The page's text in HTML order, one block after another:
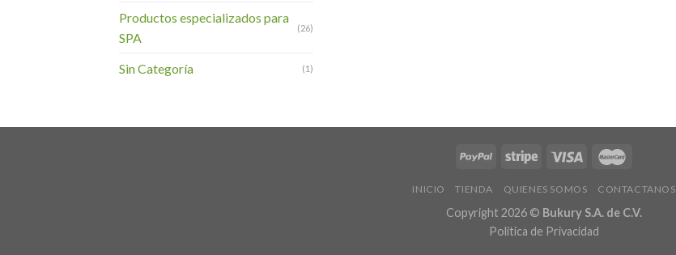
Productos especializados para
SPA
(26)
Sin Categoría (1)
INICIO TIENDA QUIENES SOMOS CONTACTANOS
Copyright 2026 © Bukury S.A. de C.V.
Politica de Privacidad